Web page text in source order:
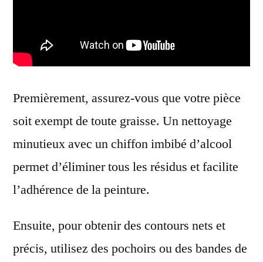
Premièrement, assurez-vous que votre pièce
soit exempt de toute graisse. Un nettoyage
minutieux avec un chiffon imbibé d’alcool
permet d’éliminer tous les résidus et facilite
l’adhérence de la peinture.
Ensuite, pour obtenir des contours nets et
précis, utilisez des pochoirs ou des bandes de